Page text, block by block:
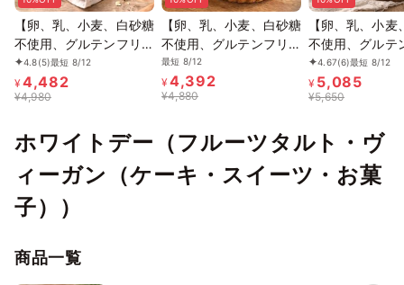
【卵、乳、小麦、白砂糖
不使用、グルテンフリー
スイーツ】タルト ポム
5号 15cm《ヴィーガン
スイーツ》 《無添加》
4.8(5)最短 8/12
¥4,482
¥4,980
【卵、乳、小麦、白砂糖
不使用、グルテンフリー
スイーツ】タルトオラン
ジュ 5号 15cm 《ヴィ
ーガンスイーツ・ヴィー
《アレルギー配慮》
最短 8/12
¥4,392
¥4,880
【卵、乳、小麦
不使用、グルテ
スイーツ】フラ
ズショコラ 京
み】 5号 15cm
ョコラケーキ～
ガンスイーツ》
加》《アレルギ
4.67(6)最短 8/12
¥ 5,085
¥5,650
ホワイトデー（フルーツタルト・ヴ
ィーガン（ケーキ・スイーツ・お菓
子））
商品一覧